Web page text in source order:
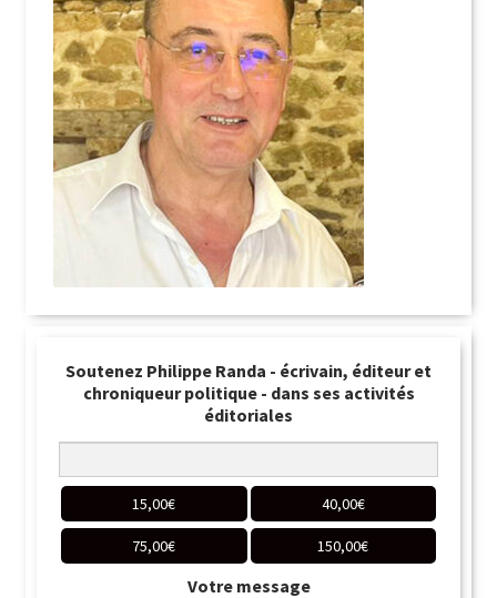
Soutenez Philippe Randa - écrivain, éditeur et
chroniqueur politique - dans ses activités
éditoriales
15,00€ 40,00€
75,00€ 150,00€
Votre message